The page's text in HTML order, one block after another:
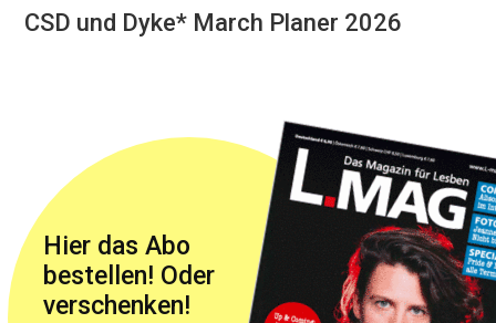
CSD und Dyke* March Planer 2026
Hier das Abo
bestellen! Oder
verschenken!